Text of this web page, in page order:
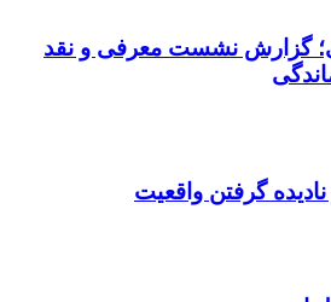
گزارش نشست معرفی و نقد
گرفتن واقعیت